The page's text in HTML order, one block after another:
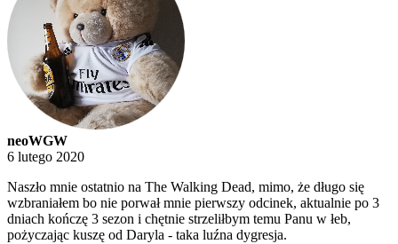
neoWGW
6 lutego 2020
Naszło mnie ostatnio na The Walking Dead, mimo, że długo się
wzbraniałem bo nie porwał mnie pierwszy odcinek, aktualnie po 3
dniach kończę 3 sezon i chętnie strzeliłbym temu Panu w łeb,
pożyczając kuszę od Daryla - taka luźna dygresja.